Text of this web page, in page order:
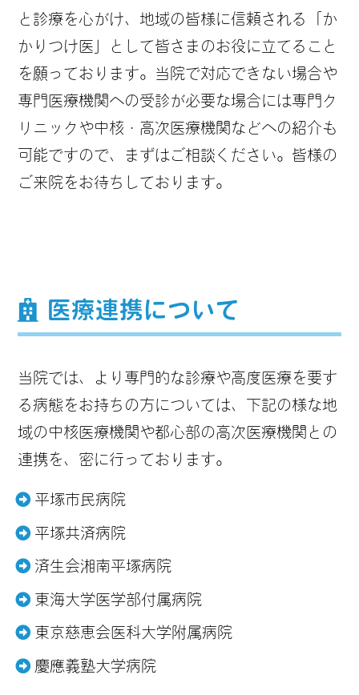
と診療を心がけ、地域の皆様に信頼される「か
かりつけ医」として皆さまのお役に立てること
を願っております。当院で対応できない場合や
専門医療機関への受診が必要な場合には専門ク
リニックや中核・高次医療機関などへの紹介も
可能ですので、まずはご相談ください。皆様の
ご来院をお待ちしております。
医療連携について
当院では、より専門的な診療や高度医療を要す
る病態をお持ちの方については、下記の様な地
域の中核医療機関や都心部の高次医療機関との
連携を、密に行っております。
平塚市民病院
平塚共済病院
済生会湘南平塚病院
東海大学医学部付属病院
東京慈恵会医科大学附属病院
慶應義塾大学病院